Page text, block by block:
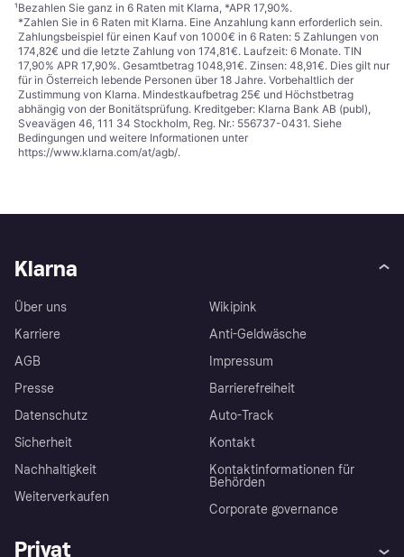
¹Bezahlen Sie ganz in 6 Raten mit Klarna, *APR 17,90%.
*Zahlen Sie in 6 Raten mit Klarna. Eine Anzahlung kann erforderlich sein.
Zahlungsbeispiel für einen Kauf von 1000€ in 6 Raten: 5 Zahlungen von
174,82€ und die letzte Zahlung von 174,81€. Laufzeit: 6 Monate. TIN
17,90% APR 17,90%. Gesamtbetrag 1048,91€. Zinsen: 48,91€. Dies gilt nur
für in Österreich lebende Personen über 18 Jahre. Vorbehaltlich der
Zustimmung von Klarna. Mindestkaufbetrag 25€ und Höchstbetrag
abhängig von der Bonitätsprüfung. Kreditgeber: Klarna Bank AB (publ),
Sveavägen 46, 111 34 Stockholm, Reg. Nr.: 556737-0431. Siehe
Bedingungen und weitere Informationen unter
https://www.klarna.com/at/agb/.
Klarna
Über uns
Karriere
AGB
Presse
Datenschutz
Sicherheit
Nachhaltigkeit
Weiterverkaufen
Wikipink
Anti-Geldwäsche
Impressum
Barrierefreiheit
Auto-Track
Kontakt
Kontaktinformationen für
Behörden
Corporate governance
Privat